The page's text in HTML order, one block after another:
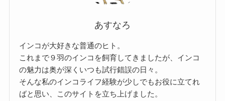
あすなろ
インコが大好きな普通のヒト。
これまで９羽のインコを飼育してきましたが、インコ
の魅力は奥が深くいつも試行錯誤の日々。
そんな私のインコライフ経験が少しでもお役に立てれ
ばと思い、このサイトを立ち上げました。